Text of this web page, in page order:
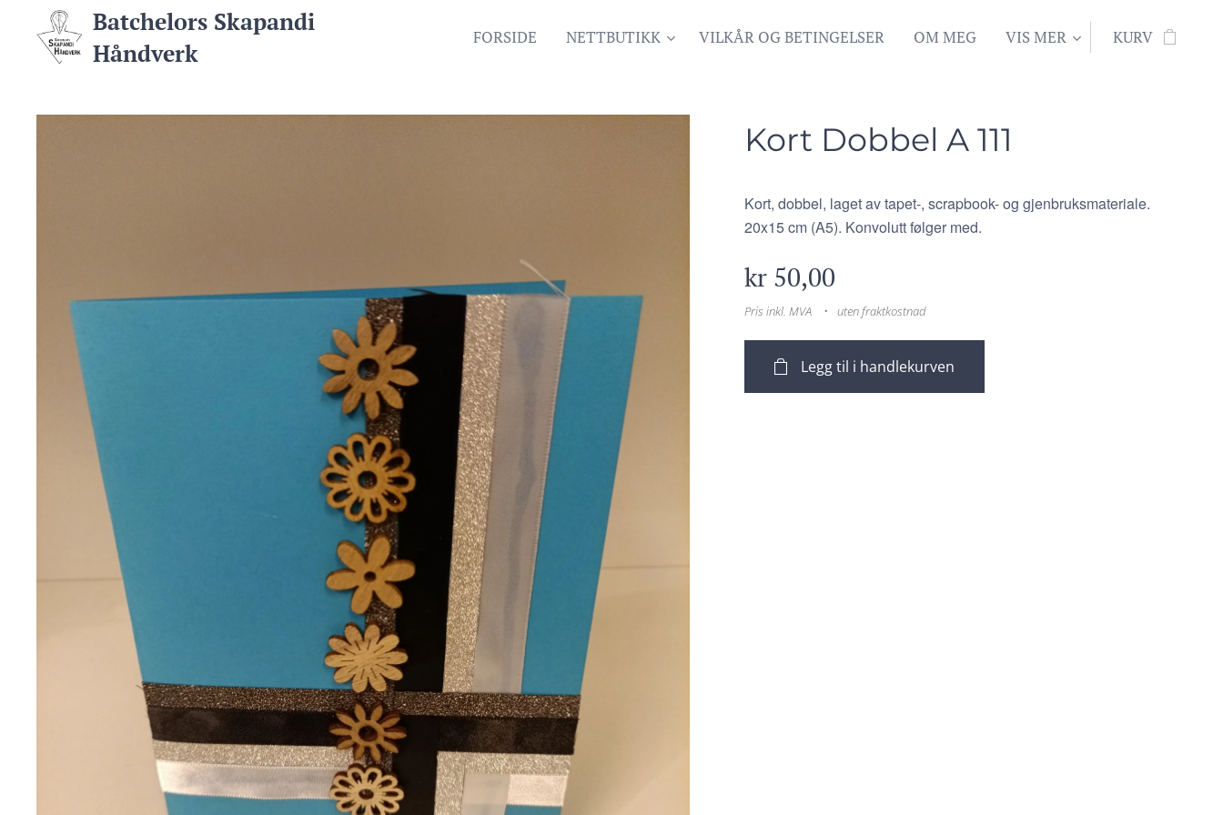
Batchelors Skapandi
Håndverk
FORSIDE NETTBUTIKK VILKÅR OG BETINGELSER OM MEG VIS MER KURV
Kort Dobbel A 111
Kort, dobbel, laget av tapet-, scrapbook- og gjenbruksmateriale.
20x15 cm (A5). Konvolutt følger med.
kr 50,00
Pris inkl. MVA uten fraktkostnad
Legg til i handlekurven